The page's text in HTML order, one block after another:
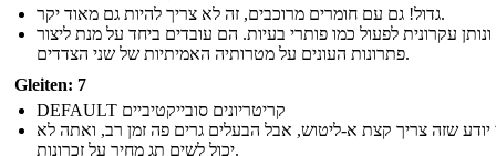
גדול! גם עם חומרים מרוכבים, זה לא צריך להיות גם מאוד יקר.
ונותן עקרונית לפעול כמו פותרי בעיות. הם עובדים ביחד על מנת ליצור
פתרונות העונים על מטרותיה האמיתיות של שני הצדדים.
Gleiten: 7
DEFAULT קריטריונים סובייקטיביים
יודע שזה צריך קצת א-ליטוש, אבל הבעלים גרים פה זמן רב, ואתה לא
יכול לשים תג מחיר על זכרונות.